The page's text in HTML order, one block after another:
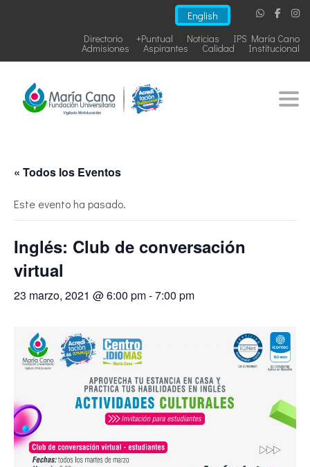
English
IPS María Cano
Noticias
+Puntual
Directorio
Institucional
Calidad
Aspirantes
Admisiones
« Todos los Eventos
Este evento ha pasado.
Inglés: Club de conversación
virtual
23 marzo, 2021 @ 6:00 pm-7:00 pm